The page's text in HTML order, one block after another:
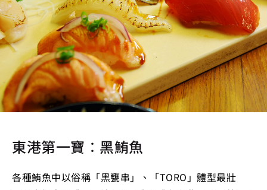
東港第一寶：黑鮪魚
各種鮪魚中以俗稱「黑甕串」、「TORO」體型最壯